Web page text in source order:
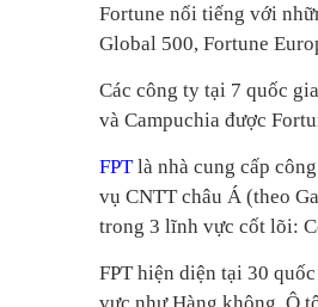
Fortune nổi tiếng với
Global 500, Fortune
Các công ty tại 7 quốc
và Campuchia được
FPTlà nhà cung cấp
vụ CNTT châu Á (theo
trong 3 lĩnh vực cốt lõi:
FPT hiện diện tại 30